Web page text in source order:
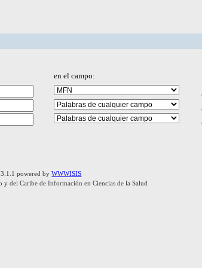
en el campo:
powered byWWWISIS
del Caribe de Información en Ciencias de la Salud